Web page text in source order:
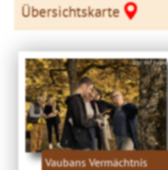
Übersichtskarte
Bild: Mit
Vaubans Vermächtnis